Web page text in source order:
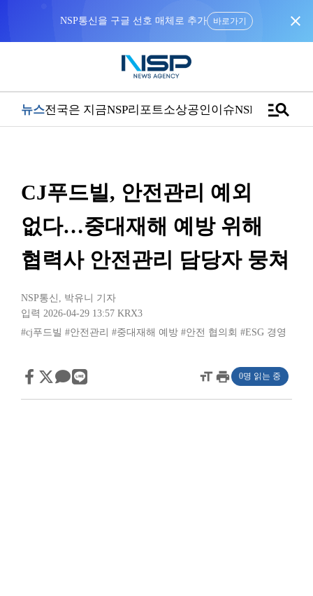
NSP통신을 구글 선호 매체로 추가 바로가기 close
뉴스전국은 지금NSP리포트소상공인이슈NSPTVmanage_search
CJ푸드빌, 안전관리 예외
없다…중대재해 예방 위해
협력사 안전관리 담당자 뭉쳐
NSP통신 , 박유니 기자
입력 2026-04-29 13:57 KRX3
#cj푸드빌 #안전관리 #중대재해 예방 #안전 협의회 #ESG 경영
format_sizeprint 0명 읽는 중